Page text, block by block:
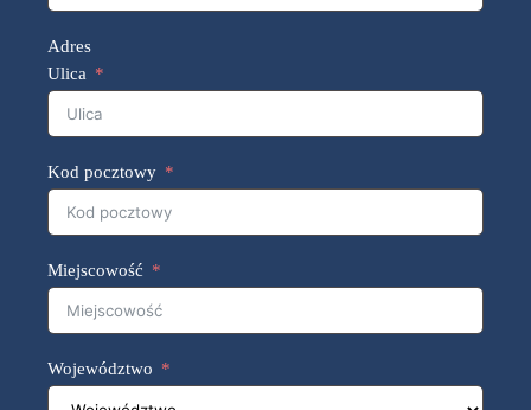
Adres
Ulica
Kod pocztowy
Miejscowość
Województwo